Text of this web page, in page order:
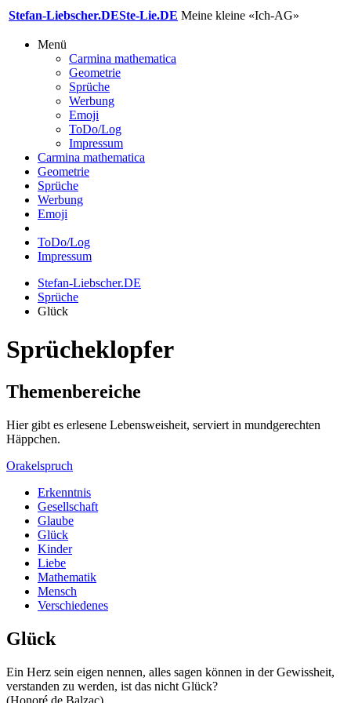
Stefan-Liebscher.DESte-Lie.DE Meine kleine «Ich-AG»
Menü
Carmina mathematica
Geometrie
Sprüche
Werbung
Emoji
ToDo/Log
Impressum
Carmina mathematica
Geometrie
Sprüche
Werbung
Emoji
ToDo/Log
Impressum
Stefan-Liebscher.DE
Sprüche
Glück
Sprücheklopfer
Themenbereiche
Hier gibt es erlesene Lebensweisheit, serviert in mundgerechten
Häppchen.
Orakelspruch
Erkenntnis
Gesellschaft
Glaube
Glück
Kinder
Liebe
Mathematik
Mensch
Verschiedenes
Glück
Ein Herz sein eigen nennen, alles sagen können in der Gewissheit,
verstanden zu werden, ist das nicht Glück?
(Honoré de Balzac)